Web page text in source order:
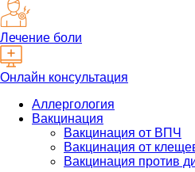
Лечение боли
Онлайн консультация
Аллергология
Вакцинация
Вакцинация от ВПЧ
Вакцинация от
Вакцинация против